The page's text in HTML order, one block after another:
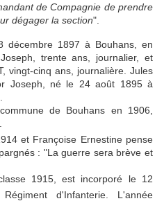
de Compagnie de prendre
dégager la section".
décembre 1897 à Bouhans, en
trente ans, journalier, et
vingt-cinq ans, journalière. Jules
Joseph, né le 24 août 1895 à
de Bouhans en 1906,
et Françoise Ernestine pense
: "La guerre sera brève et
1915, est incorporé le 12
Régiment d'Infanterie. L'année